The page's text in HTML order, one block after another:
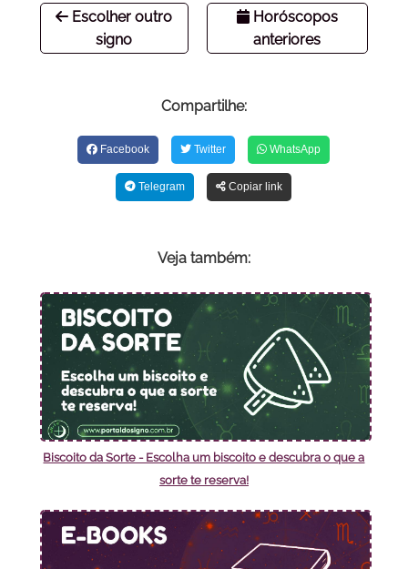
Escolher outro
signo
Horóscopos
anteriores
Compartilhe:
Facebook Twitter WhatsApp
Telegram Copiar link
Veja também:
Biscoito da Sorte - Escolha um biscoito e descubra o que a
sorte te reserva!